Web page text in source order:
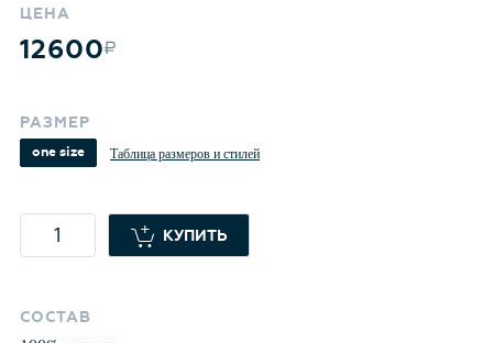
ЦЕНА
12600
РАЗМЕР
one size Таблица размеров и стилей
КУПИТЬ
СОСТАВ